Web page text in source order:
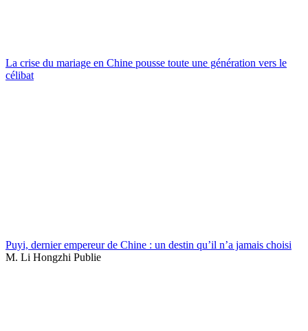
La crise du mariage en Chine pousse toute une génération vers le
célibat
Puyi, dernier empereur de Chine : un destin qu’il n’a jamais choisi
M. Li Hongzhi Publie